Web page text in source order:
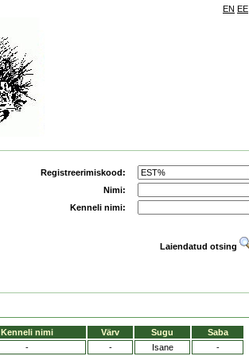
EN EE
Registreerimiskood:
Nimi:
Kenneli nimi:
Laiendatud otsing
Kenneli nimi Värv Sugu
Saba
- - Isane -